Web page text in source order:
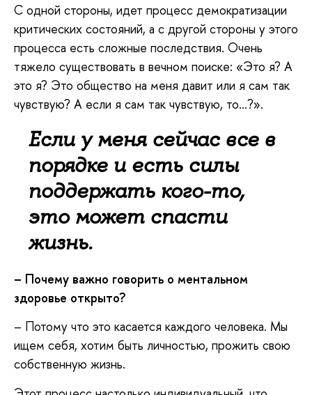
С одной стороны, идет процесс демократизации
критических состояний, а с другой стороны у этого
процесса есть сложные последствия. Очень
тяжело существовать в вечном поиске: «Это я? А
это я? Это общество на меня давит или я сам так
чувствую? А если я сам так чувствую, то...?».
Если у меня сейчас все в
порядке и есть силы
поддержать кого-то,
это может спасти
жизнь.
– Почему важно говорить о ментальном
здоровье открыто?
– Потому что это касается каждого человека. Мы
ищем себя, хотим быть личностью, прожить свою
собственную жизнь.